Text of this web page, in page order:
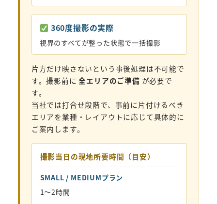
360度撮影の実際
視界のすべてが整った状態で一括撮影
片方だけ映さないという事後処理は不可能で
す。撮影前に全エリアのご準備 が必要で
す。
当社では打合せ段階で、事前に片付けるべき
エリアを業種・レイアウトに応じて具体的に
ご案内します。
撮影当日の現地所要時間（目安）
SMALL / MEDIUMプラン
1〜2時間